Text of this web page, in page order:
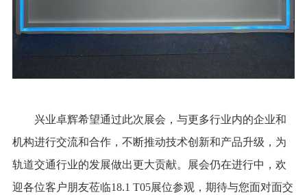
兴业卓辉希望通过此次展会，与更多行业内的企业和
机构进行交流和合作，不断推动技术创新和产品升级，为
轨道交通行业的发展做出更大贡献。展会仍在进行中，欢
迎各位客户朋友莅临18.1 T05展位参观，期待与您面对面交